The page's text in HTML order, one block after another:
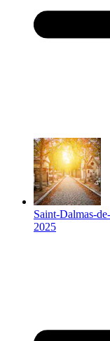
Saint-Dalmas-
2025